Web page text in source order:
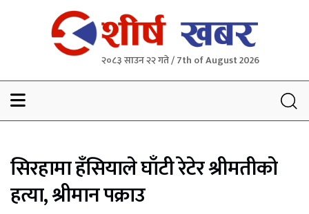
२०८३ साउन २२ गते / 7th of August 2026
सिरहामा हँसियाले घाँटी रेटेर श्रीमतीको
हत्या, श्रीमान पक्राउ